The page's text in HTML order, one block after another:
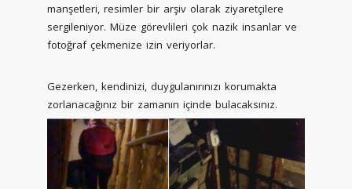
manşetleri, resimler bir arşiv olarak ziyaretçilere
sergileniyor. Müze görevlileri çok nazik insanlar ve
fotoğraf çekmenize izin veriyorlar.
Gezerken, kendinizi, duygulanırınızı korumakta
zorlanacağınız bir zamanın içinde bulacaksınız.